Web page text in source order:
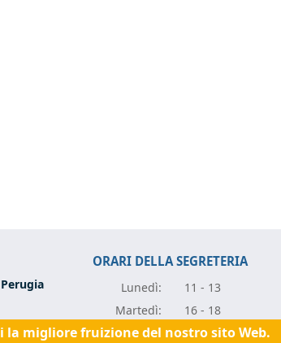
ORARI DELLA SEGRETERIA
Lunedì:
11 - 13
Martedì:
16 - 18
Mercoledì: 11 - 13
migliore fruizione del nostro sito Web.